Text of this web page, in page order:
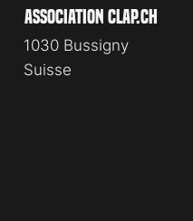
association clap.ch
1030 Bussigny
Suisse